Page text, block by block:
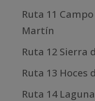
Ruta 11
Martín
Ruta 12 Sierra
Ruta 13 Hoces
Ruta 14